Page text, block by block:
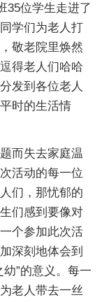
35位学生走进了
学们为老人打
敬老院里焕然
得老人们哈哈
发到各位老人
时的生活情
而失去家庭温
活动的每一位
们，那忧郁的
们感到要像对
个参加此次活
深刻地体会到
”的意义。每一
老人带去一丝